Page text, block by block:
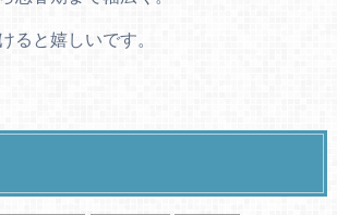
ると嬉しいです。